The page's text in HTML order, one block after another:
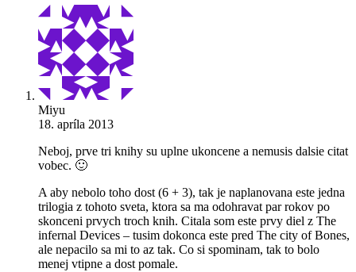
Miyu
18. apríla 2013
Neboj, prve tri knihy su uplne ukoncene a nemusis dalsie citat
vobec. 🙂
A aby nebolo toho dost (6 + 3), tak je naplanovana este jedna
trilogia z tohoto sveta, ktora sa ma odohravat par rokov po
skonceni prvych troch knih. Citala som este prvy diel z The
infernal Devices – tusim dokonca este pred The city of Bones,
ale nepacilo sa mi to az tak. Co si spominam, tak to bolo
menej vtipne a dost pomale.